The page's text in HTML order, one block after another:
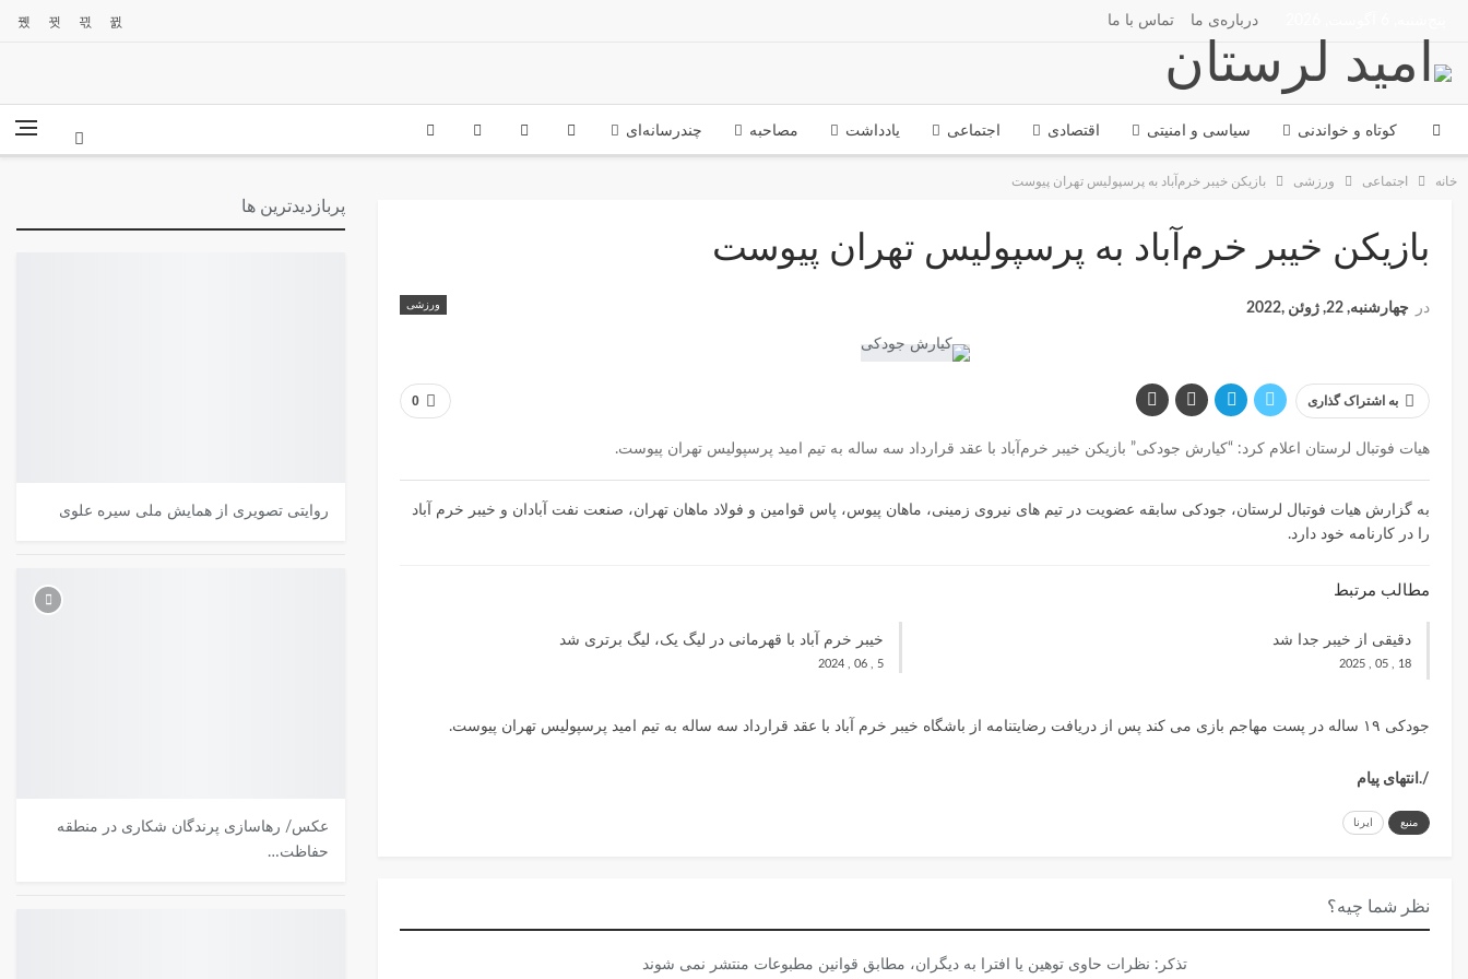
درباره‌ی ما تماس با ما
کوتاه و خواندنی سیاسی و امنیتی اقتصادی اجتماعی یادداشت مصاحبه چندرسانه‌ای
خانه اجتماعی ورزشی بازیکن خیبر خرم‌آباد به پرسپولیس تهران پیوست
بازیکن خیبر خرم‌آباد به پرسپولیس تهران پیوست
ورزشی در چهارشنبه, 22, ژوئن ,2022
0 به اشتراک گذاری
هیات فوتبال لرستان اعلام کرد: “کیارش جودکی” بازیکن خیبر خرم‌آباد با عقد قرارداد سه ساله به تیم امید پرسپولیس تهران پیوست.
به گزارش هیات فوتبال لرستان، جودکی سابقه عضویت در تیم های نیروی زمینی، ماهان پیوس، پاس قوامین و فولاد ماهان تهران، صنعت نفت آبادان و خیبر خرم آباد
را در کارنامه خود دارد.
مطالب مرتبط
دقیقی از خیبر جدا شد
18 , 05 , 2025
خیبر خرم آباد با قهرمانی در لیگ یک، لیگ برتری شد
5 , 06 , 2024
جودکی ۱۹ ساله در پست مهاجم بازی می کند پس از دریافت رضایتنامه از باشگاه خیبر خرم آباد با عقد قرارداد سه ساله به تیم امید پرسپولیس تهران پیوست.
/.انتهای پیام
منبع ایرنا
نظر شما چیه؟
تذكر: نظرات حاوی توهين يا افترا به ديگران، مطابق قوانين مطبوعات منتشر نمی شوند
پربازدیدترین ها
روایتی تصویری از همایش ملی سیره علوی
عکس/ رهاسازی پرندگان شکاری در منطقه
حفاظت…